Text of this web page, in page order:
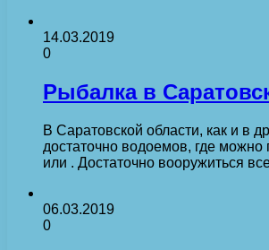
14.03.2019
0
Рыбалка в
В Саратовской области, как и в
достаточно водоемов, где можно
или . Достаточно вооружиться
06.03.2019
0